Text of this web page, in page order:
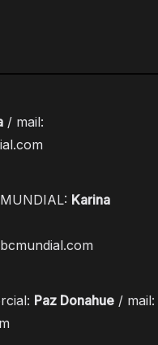
/ mail:
Karina
Paz Donahue/ mail: